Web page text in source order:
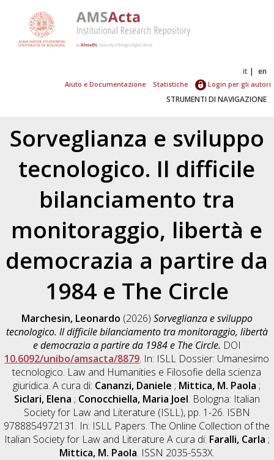
it en
Aiuto e Documentazione Statistiche Login per gli autori
STRUMENTI DI NAVIGAZIONE
Sorveglianza e sviluppo
tecnologico. Il difficile
bilanciamento tra
monitoraggio, libertà e
democrazia a partire da
1984 e The Circle
Marchesin, Leonardo (2026) Sorveglianza e sviluppo
tecnologico. Il difficile bilanciamento tra monitoraggio, libertà
e democrazia a partire da 1984 e The Circle. DOI
10.6092/unibo/amsacta/8879. In: ISLL Dossier: Umanesimo
tecnologico. Law and Humanities e Filosofie della scienza
giuridica. A cura di: Cananzi, Daniele ; Mittica, M. Paola ;
Siclari, Elena ; Conocchiella, Maria Joel. Bologna: Italian
Society for Law and Literature (ISLL), pp. 1-26. ISBN
9788854972131. In: ISLL Papers. The Online Collection of the
Italian Society for Law and Literature A cura di: Faralli, Carla ;
Mittica, M. Paola. ISSN 2035-553X.